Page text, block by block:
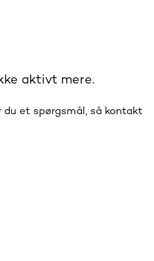
aktivt mere.
et spørgsmål, så kontakt